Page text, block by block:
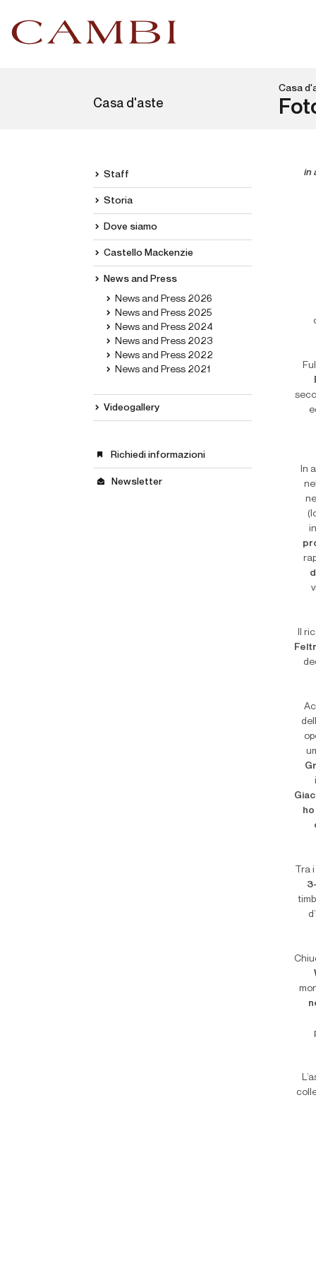
Casa d'aste
Casa
Staff
Storia
Dove siamo
Castello Mackenzie
News and Press
News and Press 2026
News and Press 2025
News and Press 2024
News and Press 2023
News and Press 2022
News and Press 2021
Videogallery
Richiedi informazioni
Newsletter
in
In
Il
Tra